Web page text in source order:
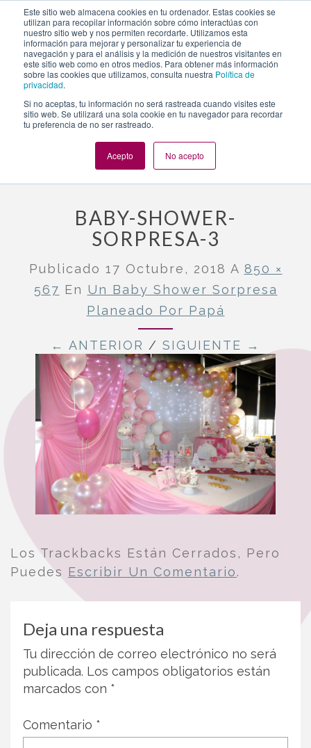
Este sitio web almacena cookies en tu ordenador. Estas cookies se
utilizan para recopilar información sobre cómo interactúas con
nuestro sitio web y nos permiten recordarte. Utilizamos esta
información para mejorar y personalizar tu experiencia de
navegación y para el análisis y la medición de nuestros visitantes en
este sitio web como en otros medios. Para obtener más información
sobre las cookies que utilizamos, consulta nuestra Política de
privacidad.
Si no aceptas, tu información no será rastreada cuando visites este
sitio web. Se utilizará una sola cookie en tu navegador para recordar
tu preferencia de no ser rastreado.
Acepto No acepto
https://www.evento.love/blog/un-baby-shower-sorpresa-
planeado-por-papa/baby-shower-sorpresa-3/
Nuestros eventos »Un baby shower sorpresa
baby-shower-sorpresa-3
BABY-SHOWER-
SORPRESA-3
Publicado 17 Octubre, 2018 A 850 ×
567 En Un Baby Shower Sorpresa
Planeado Por Papá
← ANTERIOR / SIGUIENTE →
Los Trackbacks Están Cerrados, Pero
Puedes Escribir Un Comentario.
Deja una respuesta
Tu dirección de correo electrónico no será
publicada. Los campos obligatorios están
marcados con *
Comentario *